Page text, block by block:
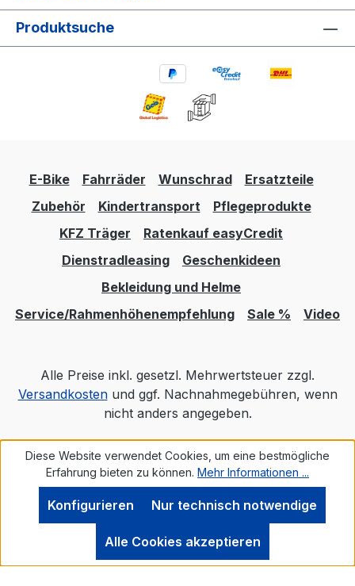
Produktsuche
E-Bike Fahrräder Wunschrad
Ersatzteile
Zubehör
Kindertransport
Pflegeprodukte
KFZ Träger
Ratenkauf easyCredit
Dienstradleasing
Geschenkideen
Bekleidung und Helme
Service/Rahmenhöhenempfehlung
Sale % Video
Alle Preise inkl. gesetzl. Mehrwertsteuer zzgl.
Versandkostenund ggf. Nachnahmegebühren, wenn
nicht anders angegeben.
Realisiert mit Shopware
Diese Website verwendet Cookies, um eine bestmögliche
Erfahrung bieten zu können. Mehr Informationen ...
Nur technisch notwendige
Konfigurieren
Alle Cookies akzeptieren